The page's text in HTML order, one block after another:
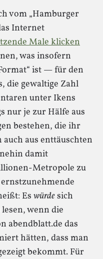
vom „Hamburger
Internet
Male klicken
was insofern
ist — für den
die gewaltige Zahl
unter Ikens
nur je zur Hälfe aus
bestehen, die ihr
aus enttäuschten
damit
Metropole zu
Es würdesich
wenn die
abendblatt.de das
hätten, dass man
bekommt. Für